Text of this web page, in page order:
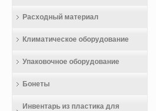
Расходный материал
Климатическое оборудование
Упаковочное оборудование
Бонеты
Инвентарь из пластика для